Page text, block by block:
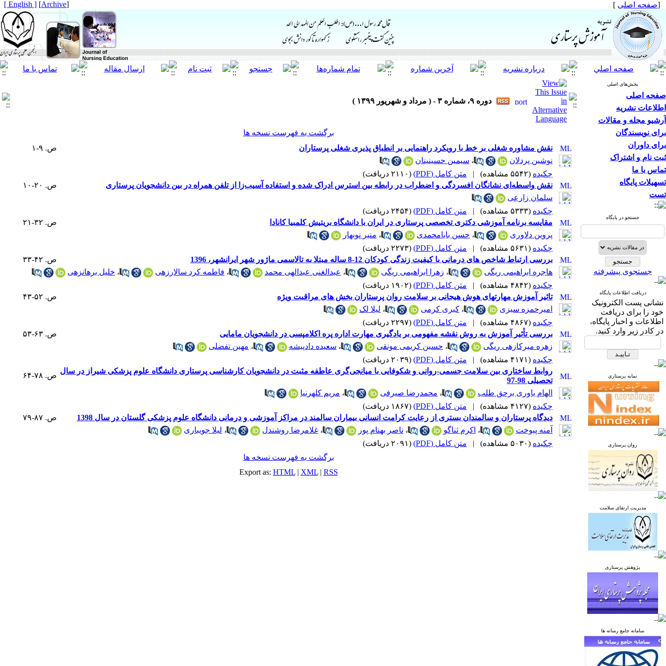
[صفحه اصلی ]
[
Archive
]
[ English ]
بخش‌های اصلی
صفحه اصلی
اطلاعات نشریه
آرشیو مجله و مقالات
برای نویسندگان
برای داوران
ثبت نام و اشتراک
تماس با ما
تسهیلات پایگاه
تست
جستجو در پایگاه
جستجوی پیشرفته
دریافت اطلاعات پایگاه
نشانی پست الکترونیک
خود را برای دریافت
اطلاعات و اخبار پایگاه،
در کادر زیر وارد کنید.
نمایه پرستاری
روان پرستاری
مدیریت ارتقای سلامت
پژوهش پرستاری
سامانه جامع رسانه ها
دوره ۹، شماره ۳ - ( مرداد و شهریور ۱۳۹۹ )
برگشت به فهرست نسخه ها
نقش مشاوره شغلی بر خط با رویکرد راهنمایی بر انطباق پذیری شغلی پرستاران
ص. ۹-۱
نوشین پردلان
، سیمین حسینینان
چکیده (۵۵۴۲ مشاهده) | متن کامل (PDF)
(۲۱۱۰ دریافت)
نقش واسطه‌ای نشانگان افسردگی و اضطراب در رابطه بین استرس ادراک شده و استفاده آسیب‌زا از تلفن همراه در بین دانشجویان پرستاری
ص. ۲۰-۱۰
سلمان زارعی
چکیده (۵۳۳۳ مشاهده) | متن کامل (PDF)
(۲۴۵۴ دریافت)
مقایسه برنامه آموزشی دکتری تخصصی پرستاری در ایران با دانشگاه بریتیش کلمبیا کانادا
ص. ۳۲-۲۱
پروین دلاوری
، حسن بابامحمدی ، منیر نوبهار
چکیده (۵۶۳۱ مشاهده) | متن کامل (PDF)
(۲۲۷۳ دریافت)
بررسی ارتباط شاخص های درمانی با کیفیت زندگی کودکان 12-8 ساله مبتلا به تالاسمی ماژور شهر ایرانشهر، 1396
ص. ۴۲-۳۳
هاجره ابراهیمی ریگی
، زهرا ابراهیمی ریگی ، عبدالغنی عبدالهی محمد ، فاطمه کرد سالارزهی ، خلیل برهانزهی
چکیده (۴۸۴۲ مشاهده) | متن کامل (PDF)
(۱۹۰۲ دریافت)
تاثیر آموزش مهارتهای هوش هیجانی بر سلامت روان پرستاران بخش های مراقبت ویژه
ص. ۵۲-۴۳
امیرحمزه سبزی
، کبری کرمی ، لیلا لک
چکیده (۴۸۶۷ مشاهده) | متن کامل (PDF)
(۲۲۹۷ دریافت)
بررسی تأثیر آموزش به روش نقشه مفهومی بر یادگیری مهارت اداره پره اکلامپسی در دانشجویان مامایی
ص. ۶۳-۵۳
زهره میرکازهی ریگی
، حسین کریمی مونقی ، سعیده دادپیشه ، مهین تفضلی
چکیده (۴۱۷۱ مشاهده) | متن کامل (PDF)
(۲۰۳۹ دریافت)
روابط ساختاری بین سلامت جسمی-روانی و شکوفایی با میانجی‌گری عاطفه مثبت در دانشجویان کارشناسی پرستاری دانشگاه علوم پزشکی شیراز در سال
تحصیلی 98-97
ص. ۷۸-۶۴
الهام یاوری برحق ‌طلب ، محمدرضا صیرفی ، مریم کلهرنیا
چکیده (۴۱۲۷ مشاهده) | متن کامل (PDF)
(۱۸۶۷ دریافت)
دیدگاه پرستاران و سالمندان بستری از رعایت کرامت انسانی بیماران سالمند در مراکز آموزشی و درمانی دانشگاه علوم پزشکی گلستان در سال 1398
ص. ۸۷-۷۹
آمنه پیوخت
، اکرم ثناگو ، ناصر بهنام پور ، غلامرضا روشندل ، لیلا جویباری
چکیده (۵۰۳۰ مشاهده) | متن کامل (PDF)
(۲۰۹۱ دریافت)
برگشت به فهرست نسخه ها
Export as: HTML| XML| RSS